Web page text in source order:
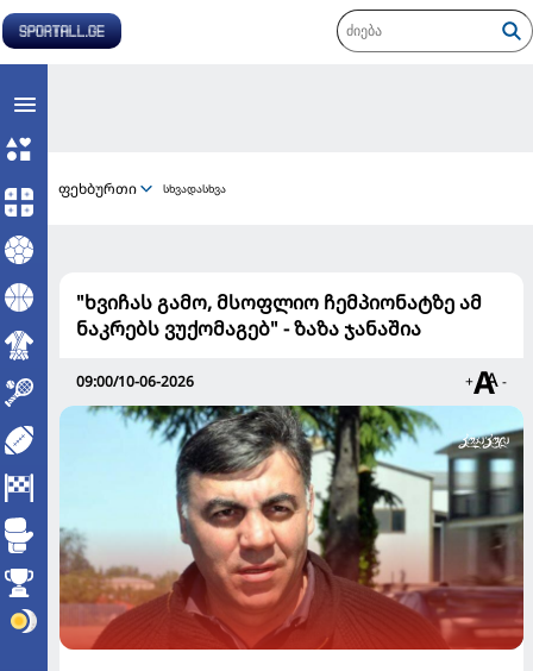
ფეხბურთი სხვადასხვა
"ხვიჩას გამო, მსოფლიო ჩემპიონატზე ამ
ნაკრებს ვუქომაგებ" - ზაზა ჯანაშია
09:00/10-06-2026 + -